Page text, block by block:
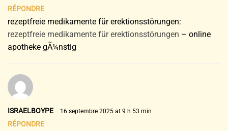
RÉPONDRE
rezeptfreie medikamente für erektionsstörungen:
rezeptfreie medikamente für erektionsstörungen – online
apotheke gÃ¼nstig
ISRAELBOYPE 16 septembre 2025 at 9 h 53 min
RÉPONDRE